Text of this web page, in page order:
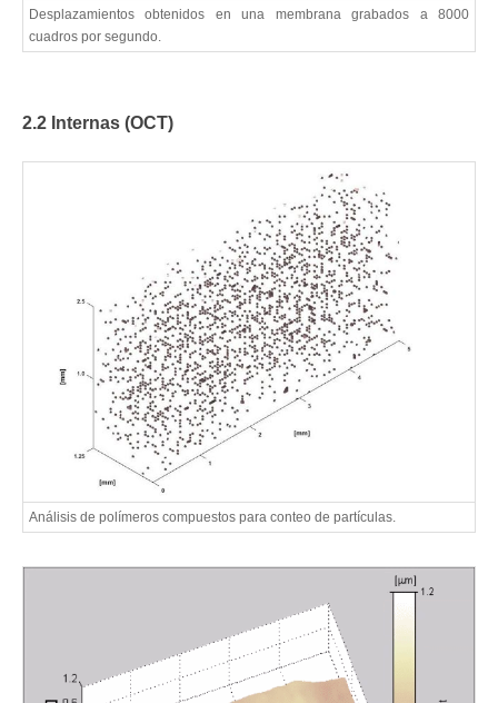
Desplazamientos obtenidos en una membrana grabados a 8000
cuadros por segundo.
2.2 Internas (OCT)
Análisis de polímeros compuestos para conteo de partículas.